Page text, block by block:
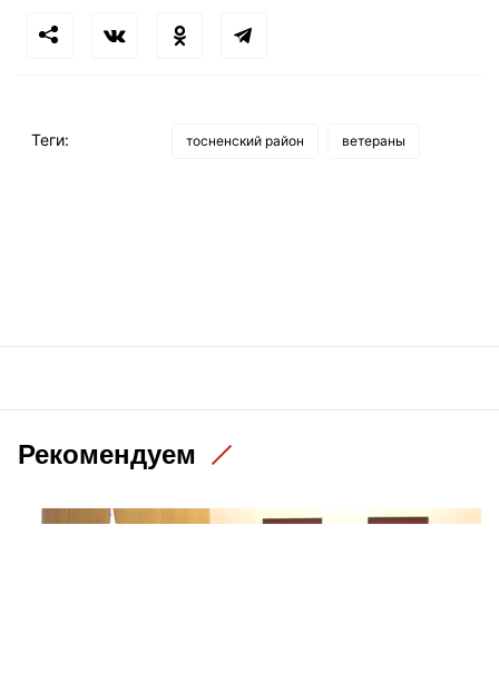
Теги: тосненский район ветераны
Рекомендуем